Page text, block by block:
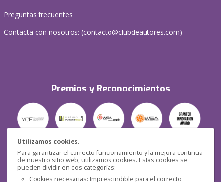
Utilizamos cookies.
Para garantizar el correcto funcionamiento y la mejora continua
de nuestro sitio web, utilizamos cookies. Estas cookies se
pueden dividir en dos categorías:
Cookies necesarias: Imprescindible para el correcto
Preguntas frecuentes
Contacta con nosotros: (contacto@clubdeautores.com)
Premios y Reconocimientos
Seguridad